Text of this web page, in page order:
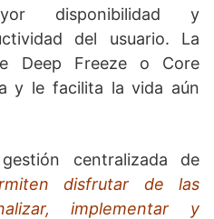
disponibilidad y
del usuario. La
Deep Freeze o Core
y le facilita la vida aún
centralizada de
disfrutar de las
implementar y